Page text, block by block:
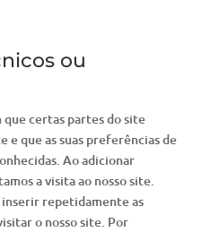
ou
certas partes do site
que as suas preferências de
Ao adicionar
a visita ao nosso site.
inserir repetidamente as
o nosso site. Por